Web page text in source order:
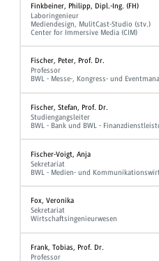
Finkbeiner, Philipp, Dipl.-Ing. (FH)
Laboringenieur
Mediendesign, MulitCast-Studio (stv.)
Center for Immersive Media (CIM)
Fischer, Peter, Prof. Dr.
Professor
BWL - Messe-, Kongress- und
Fischer, Stefan, Prof. Dr.
Studiengangsleiter
BWL - Bank und BWL -
Fischer-Voigt, Anja
Sekretariat
BWL - Medien- und
Fox, Veronika
Sekretariat
Wirtschaftsingenieurwesen
Frank, Tobias, Prof. Dr.
Professor